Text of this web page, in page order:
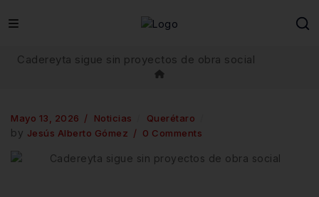
Cadereyta sigue sin proyectos de obra social
Mayo 13, 2026 Noticias Querétaro
by Jesús Alberto Gómez 0 Comments